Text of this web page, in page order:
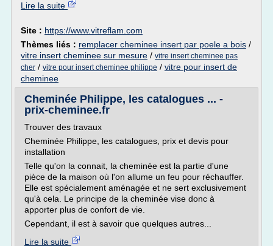
Lire la suite
Site : https://www.vitreflam.com
Thèmes liés : remplacer cheminee insert par poele a bois /
vitre insert cheminee sur mesure / vitre insert cheminee pas
cher / vitre pour insert cheminee philippe / vitre pour insert de
cheminee
Cheminée Philippe, les catalogues ... -
prix-cheminee.fr
Trouver des travaux
Cheminée Philippe, les catalogues, prix et devis pour
installation
Telle qu'on la connait, la cheminée est la partie d'une
pièce de la maison où l'on allume un feu pour réchauffer.
Elle est spécialement aménagée et ne sert exclusivement
qu'à cela. Le principe de la cheminée vise donc à
apporter plus de confort de vie.
Cependant, il est à savoir que quelques autres...
Lire la suite